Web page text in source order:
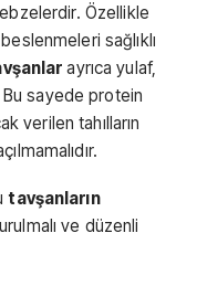
Özellikle
sağlıklı
ayrıca yulaf,
Bu sayede protein
verilen tahılların
tavşanların
ve düzenli